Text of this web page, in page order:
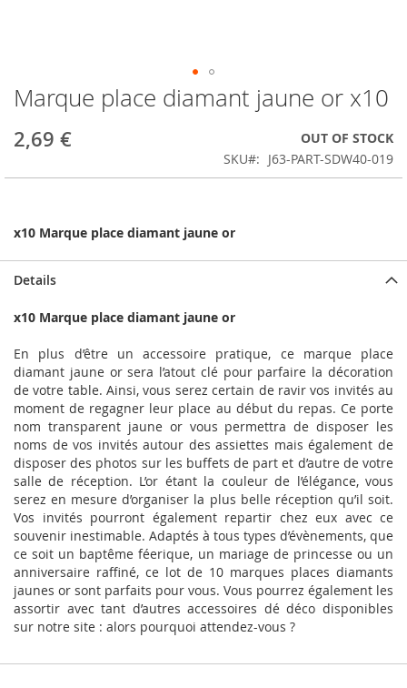
Skip
to
the
beginning
Marque place diamant jaune or x10
2,69 €
OUT OF STOCK
SKU
J63-PART-SDW40-019
x10 Marque place diamant jaune or
Details
x10 Marque place diamant jaune or
En plus d’être un accessoire pratique, ce marque place
diamant jaune or sera l’atout clé pour parfaire la décoration
de votre table. Ainsi, vous serez certain de ravir vos invités au
moment de regagner leur place au début du repas. Ce porte
nom transparent jaune or vous permettra de disposer les
noms de vos invités autour des assiettes mais également de
disposer des photos sur les buffets de part et d’autre de votre
salle de réception. L’or étant la couleur de l’élégance, vous
serez en mesure d’organiser la plus belle réception qu’il soit.
Vos invités pourront également repartir chez eux avec ce
souvenir inestimable. Adaptés à tous types d’évènements, que
ce soit un baptême féerique, un mariage de princesse ou un
anniversaire raffiné, ce lot de 10 marques places diamants
jaunes or sont parfaits pour vous. Vous pourrez également les
assortir avec tant d’autres accessoires dé déco disponibles
sur notre site : alors pourquoi attendez-vous ?